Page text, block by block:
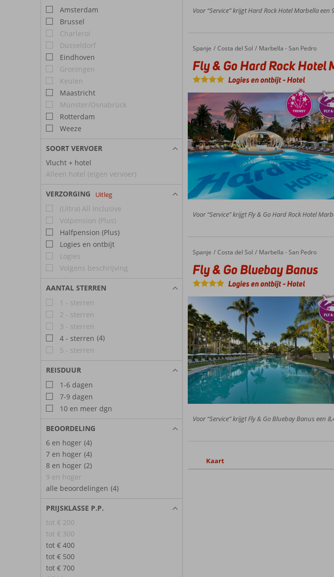
Amsterdam
Brussel
Charleroi
Düsseldorf
Eindhoven
Groningen
Keulen
Maastricht
Münster/Osnabrück
Rotterdam
Weeze
SOORT VERVOER
Vlucht + hotel
Alleen hotel (eigen vervoer)
VERZORGING Uitleg
(Ultra) All Inclusive
Volpension (Plus)
Halfpension (Plus)
Logies en ontbijt
Logies
Volgens beschrijving
AANTAL STERREN
1 - sterren
2 - sterren
3 - sterren
4 - sterren (4)
5 - sterren
REISDUUR
1-6 dagen
7-9 dagen
10 en meer dgn
BEOORDELING
6 en hoger (4)
7 en hoger (4)
8 en hoger (2)
9 en hoger
alle beoordelingen (4)
PRIJSKLASSE P.P.
tot € 200
tot € 300
tot € 400
tot € 500
tot € 700
Voor “Service” krijgt Hard Rock Hotel Marbella een
Home
Spanje Costa del Sol Marbella - San Pedro
Fly & Go Hard Rock Hotel Marbella
Fly & Go Hard Rock Hotel
Logies en ontbijt-Hotel
Voor “Service” krijgt Fly & Go Hard Rock Hotel
Home
Spanje Costa del Sol Marbella - San Pedro
Fly & Go Bluebay Banus
Fly & Go Bluebay Banus
Logies en ontbijt-Hotel
Voor “Service” krijgt Fly & Go Bluebay Banus een
Kaart